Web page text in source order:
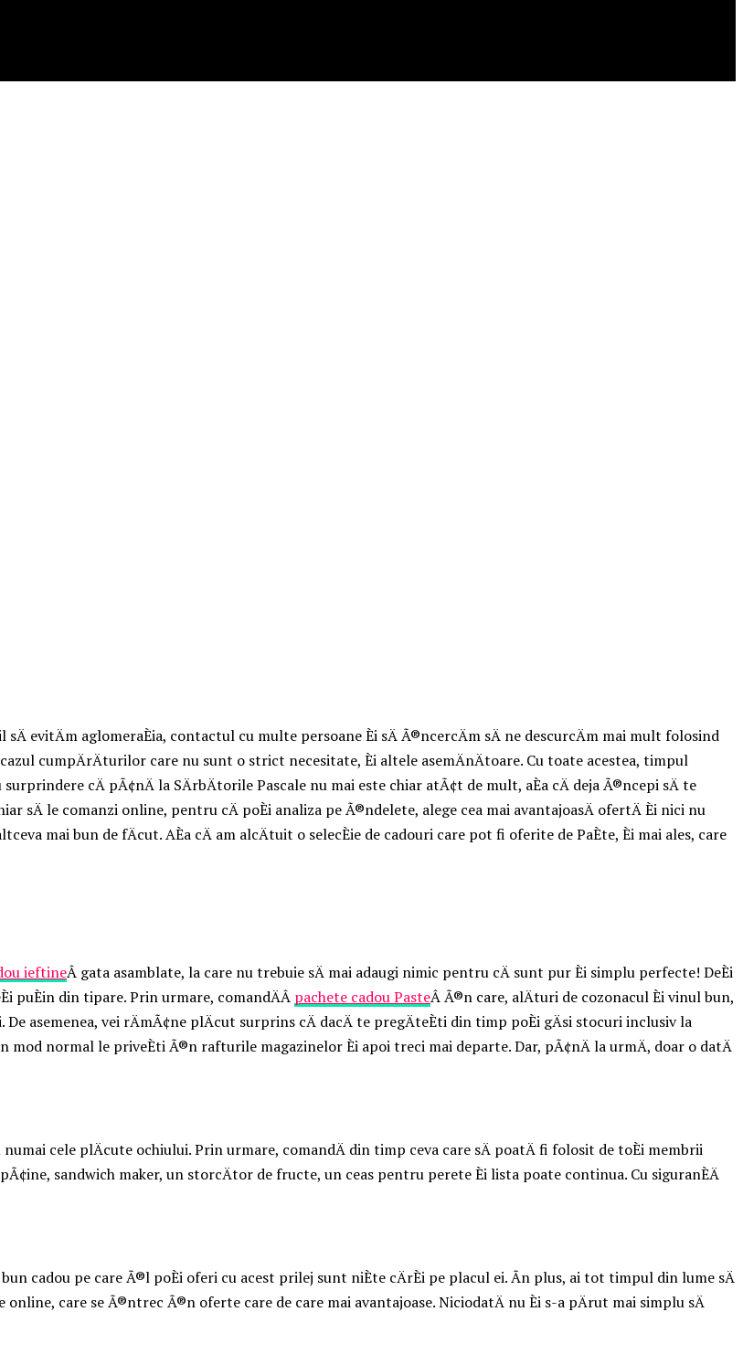
evitÄm aglomeraÈia, contactul cu multe persoane Èi sÄ Ã®ncercÄm sÄ ne descurcÄm mai mult folosind
cumpÄrÄturilor care nu sunt o strict necesitate, Èi altele asemÄnÄtoare. Cu toate acestea, timpul
surprindere cÄ pÃ¢nÄ la SÄrbÄtorile Pascale nu mai este chiar atÃ¢t de mult, aÈa cÄ deja Ã®ncepi sÄ te
sÄ le comanzi online, pentru cÄ poÈi analiza pe Ã®ndelete, alege cea mai avantajoasÄ ofertÄ Èi nici nu
mai bun de fÄcut. AÈa cÄ am alcÄtuit o selecÈie de cadouri care pot fi oferite de PaÈte, Èi mai ales, care
ieftineÂ gata asamblate, la care nu trebuie sÄ mai adaugi nimic pentru cÄ sunt pur Èi simplu perfecte! DeÈi
puÈin din tipare. Prin urmare, comandÄÂ pachete cadou PasteÂ Ã®n care, alÄturi de cozonacul Èi vinul bun,
asemenea, vei rÄmÃ¢ne plÄcut surprins cÄ dacÄ te pregÄteÈti din timp poÈi gÄsi stocuri inclusiv la
normal le priveÈti Ã®n rafturile magazinelor Èi apoi treci mai departe. Dar, pÃ¢nÄ la urmÄ, doar o datÄ
cele plÄcute ochiului. Prin urmare, comandÄ din timp ceva care sÄ poatÄ fi folosit de toÈi membrii
sandwich maker, un storcÄtor de fructe, un ceas pentru perete Èi lista poate continua. Cu siguranÈÄ
cadou pe care Ã®l poÈi oferi cu acest prilej sunt niÈte cÄrÈi pe placul ei. Ãn plus, ai tot timpul din lume sÄ
online, care se Ã®ntrec Ã®n oferte care de care mai avantajoase. NiciodatÄ nu Èi s-a pÄrut mai simplu sÄ